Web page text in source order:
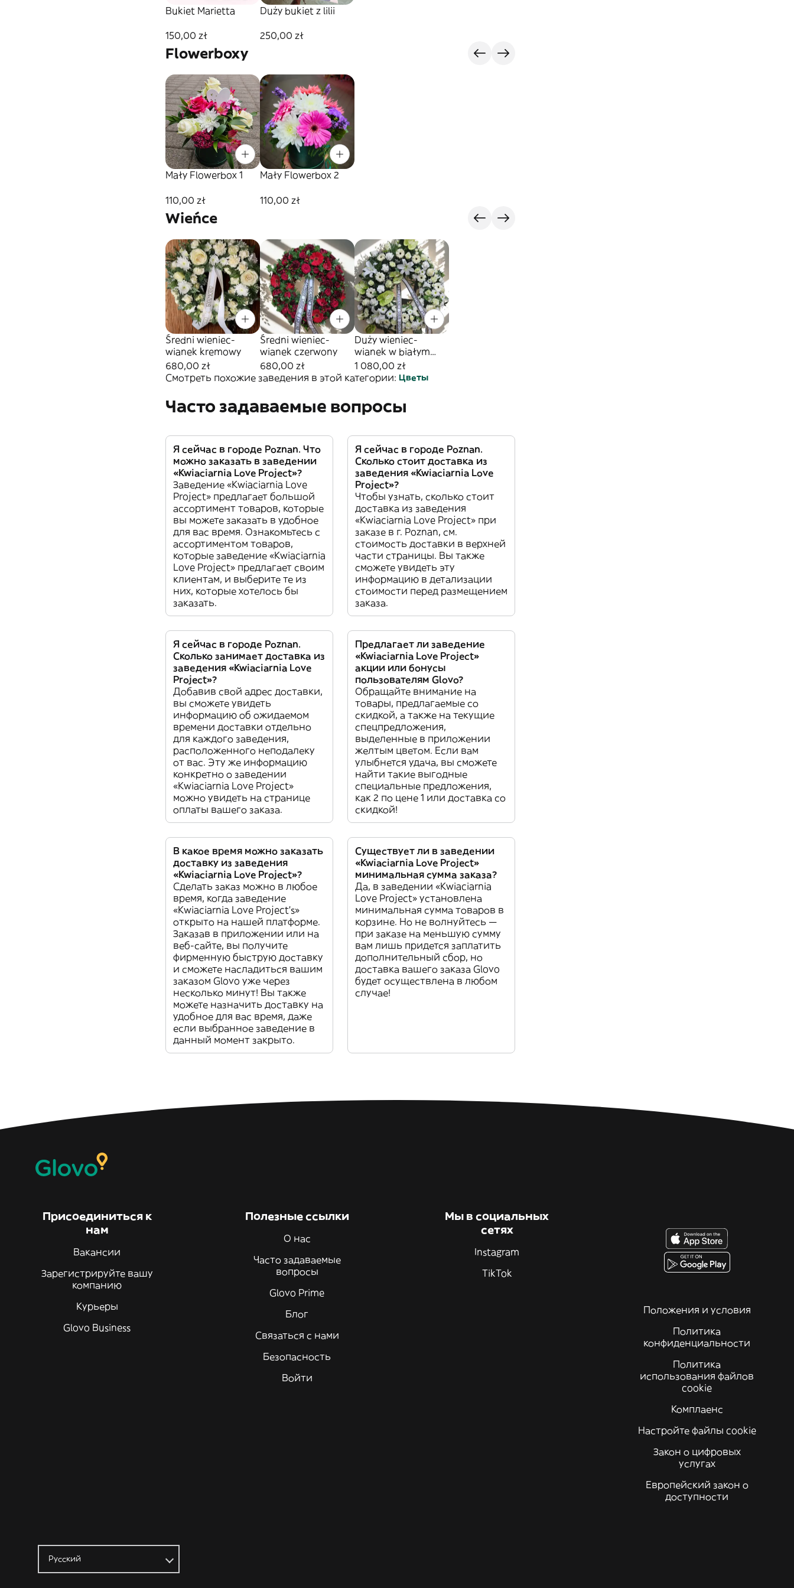
Bukiet Marietta
150,00 zł
Duży bukiet z lilii
250,00 zł
Flowerboxy
Mały Flowerbox 1
110,00 zł
Mały Flowerbox 2
110,00 zł
Wieńce
Średni wieniec-
wianek kremowy
680,00 zł
Średni wieniec-
wianek czerwony
680,00 zł
Duży wieniec-
wianek w białym
kolorze
1 080,00 zł
Смотреть похожие заведения в этой категории: Цветы
Часто задаваемые вопросы
Я сейчас в городе Poznan. Что
можно заказать в заведении
«Kwiaciarnia Love Project»?
Заведение «Kwiaciarnia Love
Project» предлагает большой
ассортимент товаров, которые
вы можете заказать в удобное
для вас время. Ознакомьтесь с
ассортиментом товаров,
которые заведение «Kwiaciarnia
Love Project» предлагает своим
клиентам, и выберите те из
них, которые хотелось бы
заказать.
Я сейчас в городе Poznan.
Сколько стоит доставка из
заведения «Kwiaciarnia Love
Project»?
Чтобы узнать, сколько стоит
доставка из заведения
«Kwiaciarnia Love Project» при
заказе в г. Poznan, см.
стоимость доставки в верхней
части страницы. Вы также
сможете увидеть эту
информацию в детализации
стоимости перед размещением
заказа.
Я сейчас в городе Poznan.
Сколько занимает доставка из
заведения «Kwiaciarnia Love
Project»?
Добавив свой адрес доставки,
вы сможете увидеть
информацию об ожидаемом
времени доставки отдельно
для каждого заведения,
расположенного неподалеку
от вас. Эту же информацию
конкретно о заведении
«Kwiaciarnia Love Project»
можно увидеть на странице
оплаты вашего заказа.
Предлагает ли заведение
«Kwiaciarnia Love Project»
акции или бонусы
пользователям Glovo?
Обращайте внимание на
товары, предлагаемые со
скидкой, а также на текущие
спецпредложения,
выделенные в приложении
желтым цветом. Если вам
улыбнется удача, вы сможете
найти такие выгодные
специальные предложения,
как 2 по цене 1 или доставка со
скидкой!
В какое время можно заказать
доставку из заведения
«Kwiaciarnia Love Project»?
Сделать заказ можно в любое
время, когда заведение
«Kwiaciarnia Love Project’s»
открыто на нашей платформе.
Заказав в приложении или на
веб-сайте, вы получите
фирменную быструю доставку
и сможете насладиться вашим
заказом Glovo уже через
несколько минут! Вы также
можете назначить доставку на
удобное для вас время, даже
если выбранное заведение в
данный момент закрыто.
Существует ли в заведении
«Kwiaciarnia Love Project»
минимальная сумма заказа?
Да, в заведении «Kwiaciarnia
Love Project» установлена
минимальная сумма товаров в
корзине. Но не волнуйтесь —
при заказе на меньшую сумму
вам лишь придется заплатить
дополнительный сбор, но
доставка вашего заказа Glovo
будет осуществлена в любом
случае!
Присоединиться к
нам
Вакансии
Зарегистрируйте вашу
компанию
Курьеры
Glovo Business
Полезные ссылки
О нас
Часто задаваемые
вопросы
Glovo Prime
Блог
Связаться с нами
Безопасность
Войти
Мы в социальных
сетях
Instagram
TikTok
Положения и условия
Политика
конфиденциальности
Политика
использования файлов
cookie
Комплаенс
Настройте файлы cookie
Закон о цифровых
услугах
Европейский закон о
доступности